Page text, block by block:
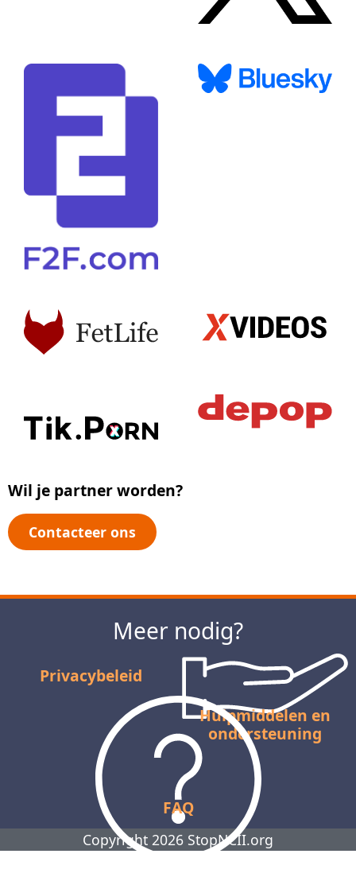
Wil je partner worden?
Contacteer ons
Meer nodig?
Privacybeleid
Hulpmiddelen en
ondersteuning
FAQ
Copyright 2026 StopNCII.org